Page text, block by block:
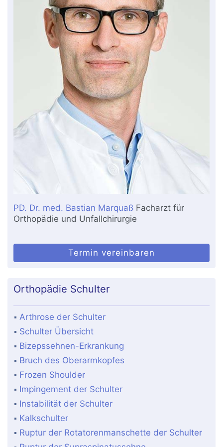
PD. Dr. med. Bastian Marquaß Facharzt für
Orthopädie und Unfallchirurgie
Termin vereinbaren
Orthopädie Schulter
Arthrose der Schulter
Schulter Übersicht
Bizepssehnen-Erkrankung
Bruch des Oberarmkopfes
Frozen Shoulder
Impingement der Schulter
Instabilität der Schulter
Kalkschulter
Ruptur der Rotatorenmanschette der Schulter